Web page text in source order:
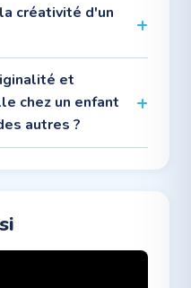
créativité d'un
et
chez un enfant
autres ?